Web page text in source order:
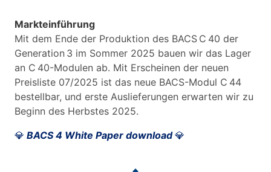
Markteinführung
Mit dem Ende der Produktion des BACS C 40 der
Generation 3 im Sommer 2025 bauen wir das Lager
an C 40-Modulen ab. Mit Erscheinen der neuen
Preisliste 07/2025 ist das neue BACS-Modul C 44
bestellbar, und erste Auslieferungen erwarten wir zu
Beginn des Herbstes 2025.
💎 BACS 4 White Paper download💎